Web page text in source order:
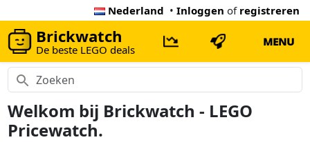
Nederland • Inloggen of registreren
Brickwatch
De beste LEGO deals
MENU
Welkom bij Brickwatch - LEGO
Pricewatch.